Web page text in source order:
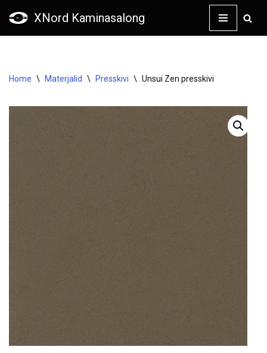
XNord Kaminasalong
Home \ Materjalid \ Presskivi \ Unsui Zen presskivi